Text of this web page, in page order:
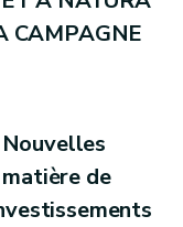
CAMPAGNE
de